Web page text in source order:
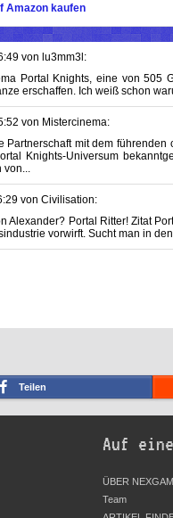
Amazon kaufen
von lu3mm3l:
Portal Knights, eine von 505
erschaffen. Ich weiß schon
von Mistercinema:
Partnerschaft mit dem
Knights-Universum
von...
von Civilisation:
Alexander? Portal Ritter! Zitat
vorwirft. Sucht man in
Teilen
Auf
ÜBER NEXGAM
Team